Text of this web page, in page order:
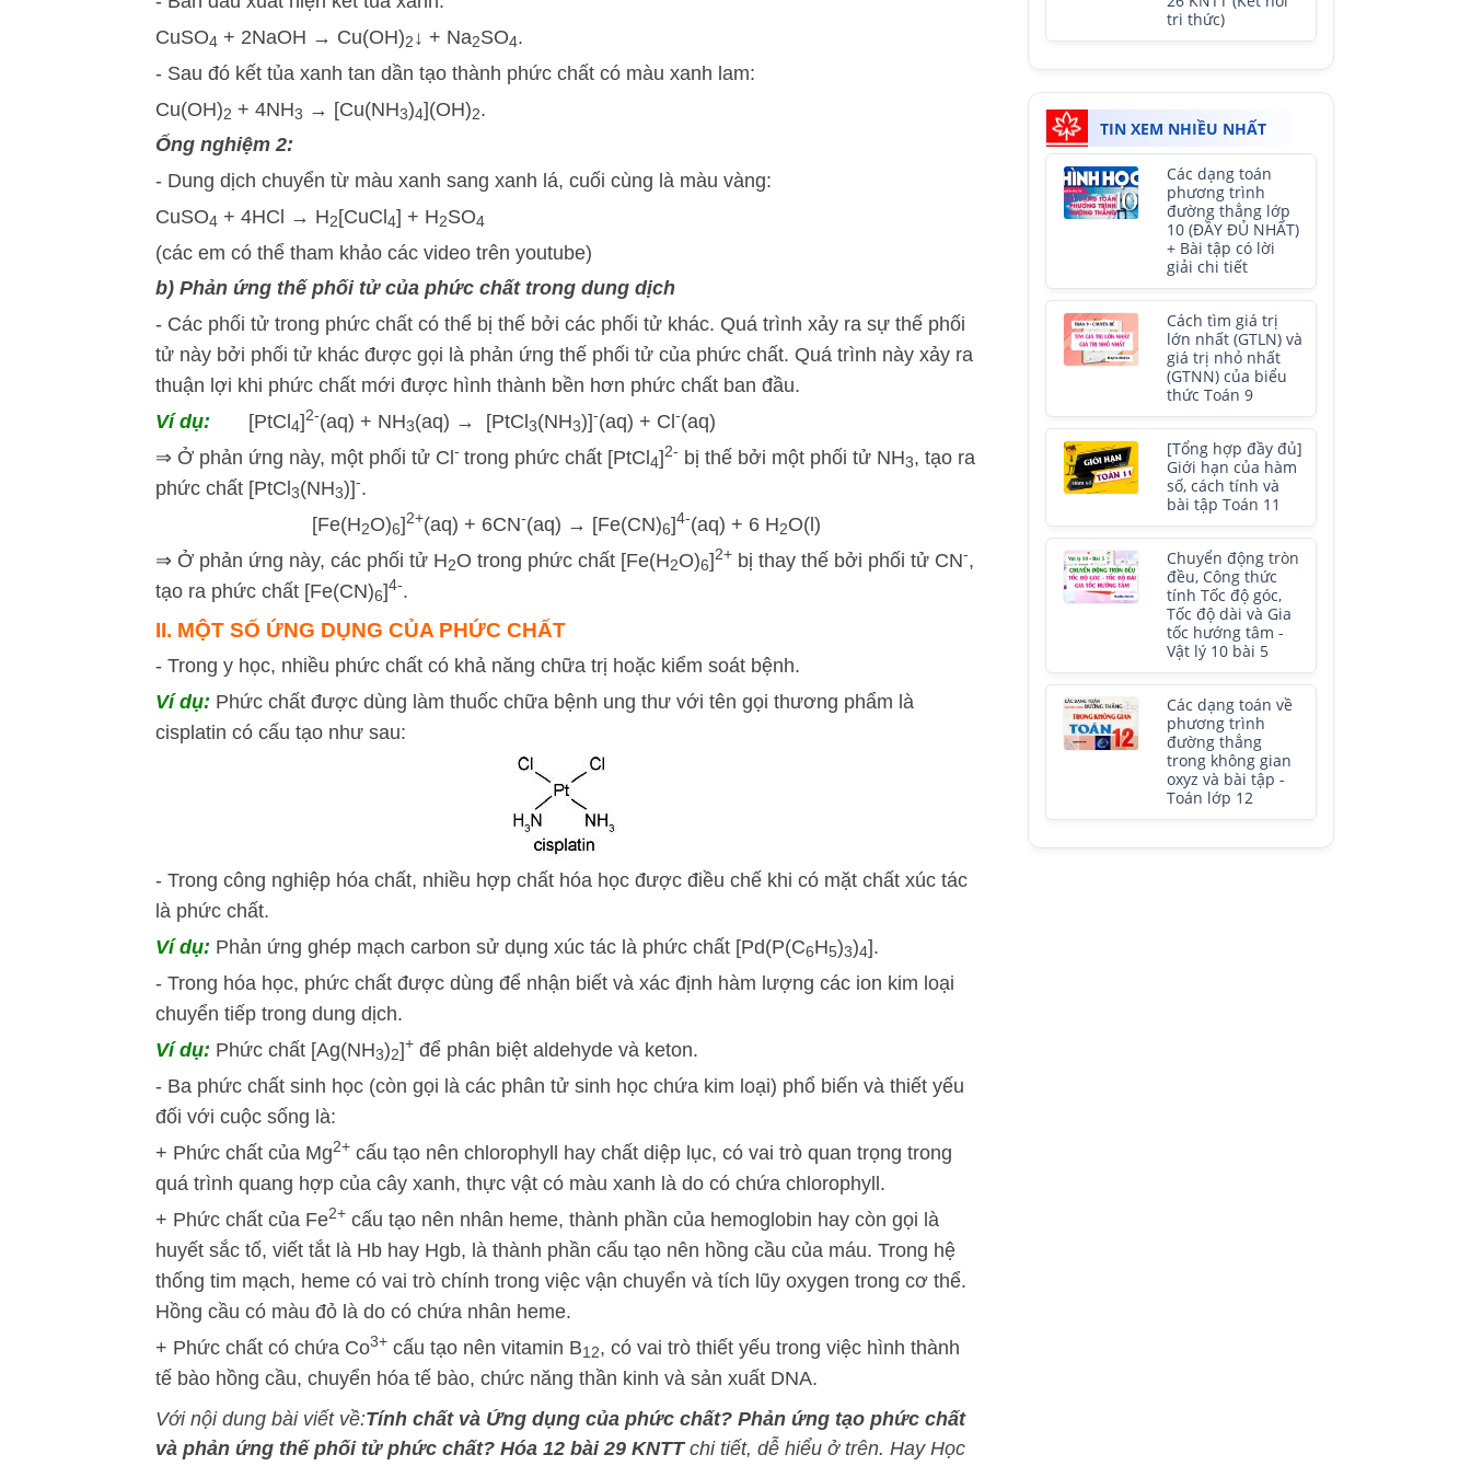
CuSO4 + 2NaOH → Cu(OH)2 ↓ + Na2SO4.
- Sau đó kết tủa xanh tan dần tạo thành phức chất có màu xanh lam:
Cu(OH)2 + 4NH3 → [Cu(NH3)4](OH)2.
Ống nghiệm 2:
- Dung dịch chuyển từ màu xanh sang xanh lá, cuối cùng là màu vàng:
CuSO4 + 4HCl → H2 [CuCl 4] + H2SO4
(các em có thể tham khảo các video trên youtube)
b) Phản ứng thế phối tử của phức chất trong dung dịch
- Các phối tử trong phức chất có thể bị thế bởi các phối tử khác. Quá trình xảy ra sự thế phối
tử này bởi phối tử khác được gọi là phản ứng thế phối tử của phức chất. Quá trình này xảy ra
thuận lợi khi phức chất mới được hình thành bền hơn phức chất ban đầu.
Ví dụ:
[PtCl 4]2-(aq) + NH3(aq) → [PtCl 3(NH3)]-(aq) + Cl -(aq)
⇒ Ở phản ứng này, một phối tử Cl - trong phức chất [PtCl 4]2- bị thế bởi một phối tử NH3, tạo ra
phức chất [PtCl 3(NH3)]-.
[Fe(H2O)6]2+(aq) + 6CN-(aq) → [Fe(CN)6]4-(aq) + 6 H2O(l)
⇒ Ở phản ứng này, các phối tử H2O trong phức chất [Fe(H2O)6]2+ bị thay thế bởi phối tử CN-,
tạo ra phức chất [Fe(CN)6]4-.
II. MỘT SỐ ỨNG DỤNG CỦA PHỨC CHẤT
- Trong y học, nhiều phức chất có khả năng chữa trị hoặc kiểm soát bệnh.
Ví dụ: Phức chất được dùng làm thuốc chữa bệnh ung thư với tên gọi thương phẩm là
cisplatin có cấu tạo như sau:
- Trong công nghiệp hóa chất, nhiều hợp chất hóa học được điều chế khi có mặt chất xúc tác
là phức chất.
Ví dụ: Phản ứng ghép mạch carbon sử dụng xúc tác là phức chất [Pd(P(C6H5)3)4].
- Trong hóa học, phức chất được dùng để nhận biết và xác định hàm lượng các ion kim loại
chuyển tiếp trong dung dịch.
Ví dụ: Phức chất [Ag(NH3)2]+ để phân biệt aldehyde và keton.
- Ba phức chất sinh học (còn gọi là các phân tử sinh học chứa kim loại) phổ biến và thiết yếu
đối với cuộc sống là:
+ Phức chất của Mg2+ cấu tạo nên chlorophyll hay chất diệp lục, có vai trò quan trọng trong
quá trình quang hợp của cây xanh, thực vật có màu xanh là do có chứa chlorophyll.
+ Phức chất của Fe2+ cấu tạo nên nhân heme, thành phần của hemoglobin hay còn gọi là
huyết sắc tố, viết tắt là Hb hay Hgb, là thành phần cấu tạo nên hồng cầu của máu. Trong hệ
thống tim mạch, heme có vai trò chính trong việc vận chuyển và tích lũy oxygen trong cơ thể.
Hồng cầu có màu đỏ là do có chứa nhân heme.
+ Phức chất có chứa Co3+ cấu tạo nên vitamin B12, có vai trò thiết yếu trong việc hình thành
tế bào hồng cầu, chuyển hóa tế bào, chức năng thần kinh và sản xuất DNA.
Với nội dung bài viết về:Tính chất và Ứng dụng của phức chất? Phản ứng tạo phức chất
và phản ứng thế phối tử phức chất? Hóa 12 bài 29 KNTTchi tiết, dễ hiểu ở trên. Hay Học
tri thức)
TIN XEM NHIỀU NHẤT
Các dạng toán
phương trình
đường thẳng lớp
10 (ĐẦY ĐỦ NHẤT)
+ Bài tập có lời
giải chi tiết
Cách tìm giá trị
lớn nhất (GTLN) và
giá trị nhỏ nhất
(GTNN) của biểu
thức Toán 9
[Tổng hợp đầy đủ]
Giới hạn của hàm
số, cách tính và
bài tập Toán 11
Chuyển động tròn
đều, Công thức
tính Tốc độ góc,
Tốc độ dài và Gia
tốc hướng tâm -
Vật lý 10 bài 5
Các dạng toán về
phương trình
đường thẳng
trong không gian
oxyz và bài tập -
Toán lớp 12